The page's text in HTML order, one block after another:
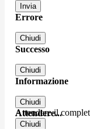
Errore
Chiudi
Successo
Chiudi
Informazione
Chiudi
Attendere...
Attendere il
Chiudi